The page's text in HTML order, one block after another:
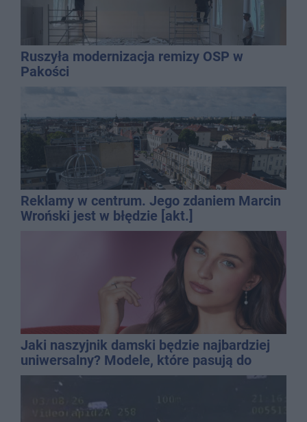
Ruszyła modernizacja remizy OSP w
Pakości
Reklamy w centrum. Jego zdaniem Marcin
Wroński jest w błędzie [akt.]
Jaki naszyjnik damski będzie najbardziej
uniwersalny? Modele, które pasują do
wielu stylizacji